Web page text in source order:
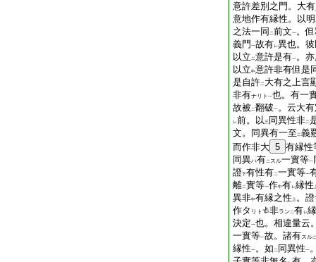
意許差別之門。大
意地作有縁性。以明
之法一同 二前文一。
義門 一故有レ異也。
以立 二意許是有一。
以立中意許非有但是
是自許二 大有之上言
非有ナリト 一也。有一
故被 二翻破一。云大
レ前。以三 同異性非二
文。同異有一至 二義
而作非大 5 有縁性
同異ハ有二 スル一實等一
證下有性有二一實等一
離二實等一作中有レ縁性
異非中有縁之性 上 。證
作タ リト 非ラン二有レ
決定一也。相違量云
一實等一故。諸有スル二
縁性一。如 二 同異性一